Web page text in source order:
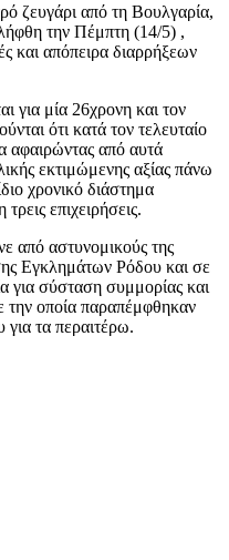
ζευγάρι από τη Βουλγαρία,
την Πέμπτη (14/5) ,
και απόπειρα διαρρήξεων
για μία 26χρονη και τον
ότι κατά τον τελευταίο
αφαιρώντας από αυτά
εκτιμώμενης αξίας πάνω
χρονικό διάστημα
επιχειρήσεις.
από αστυνομικούς της
Εγκλημάτων Ρόδου και σε
για σύσταση συμμορίας και
την οποία παραπέμφθηκαν
τα περαιτέρω.